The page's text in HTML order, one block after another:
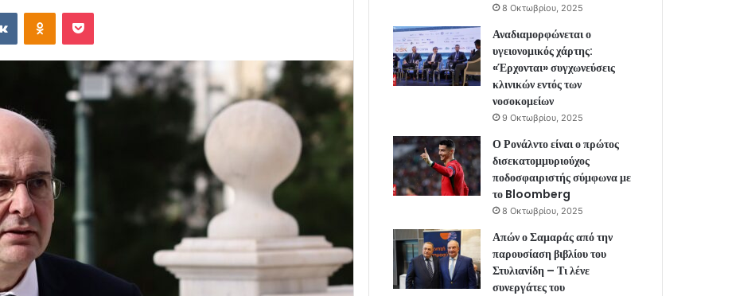
VKontakteOdnoklassniki
Pocket 8 Οκτωβρίου, 2025
Αναδιαμορφώνεται ο
υγειονομικός χάρτης:
«Έρχονται» συγχωνεύσεις
κλινικών εντός των
νοσοκομείων
9 Οκτωβρίου, 2025
Ο Ρονάλντο είναι ο πρώτος
δισεκατομμυριούχος
ποδοσφαιριστής σύμφωνα με
το Bloomberg
8 Οκτωβρίου, 2025
Απών ο Σαμαράς από την
παρουσίαση βιβλίου του
Στυλιανίδη – Τι λένε
συνεργάτες του